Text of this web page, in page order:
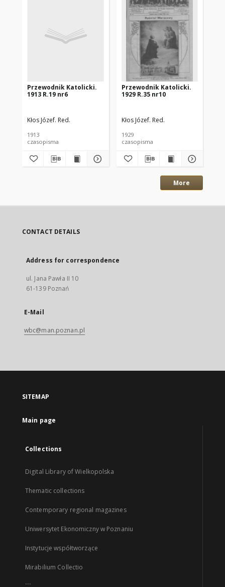
Przewodnik Katolicki.
1913 R.19 nr6
Kłos Józef. Red.
1913
czasopisma
Przewodnik Katolicki.
1929 R.35 nr10
Kłos Józef. Red.
1929
czasopisma
More
CONTACT DETAILS
Address for correspondence
ul. Jana Pawła II 10
61-139 Poznań
E-Mail
wbc@man.poznan.pl
SITEMAP
Main page
Collections
Digital Library of Wielkopolska
Thematic collections
Contemporary regional magazines
Uniwersytet Ekonomiczny w Poznaniu
Instytucje współtworzące
Mirabilium Collectio
...